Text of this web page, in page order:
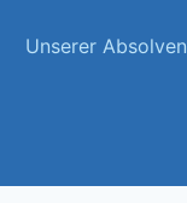
Unserer